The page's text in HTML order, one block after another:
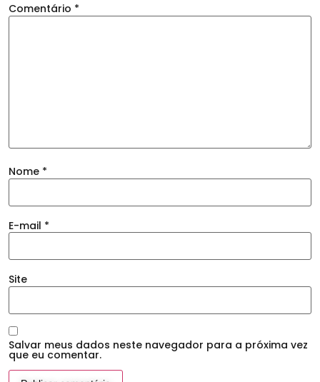
Comentário *
Nome *
E-mail *
Site
Salvar meus dados neste navegador para a próxima vez
que eu comentar.